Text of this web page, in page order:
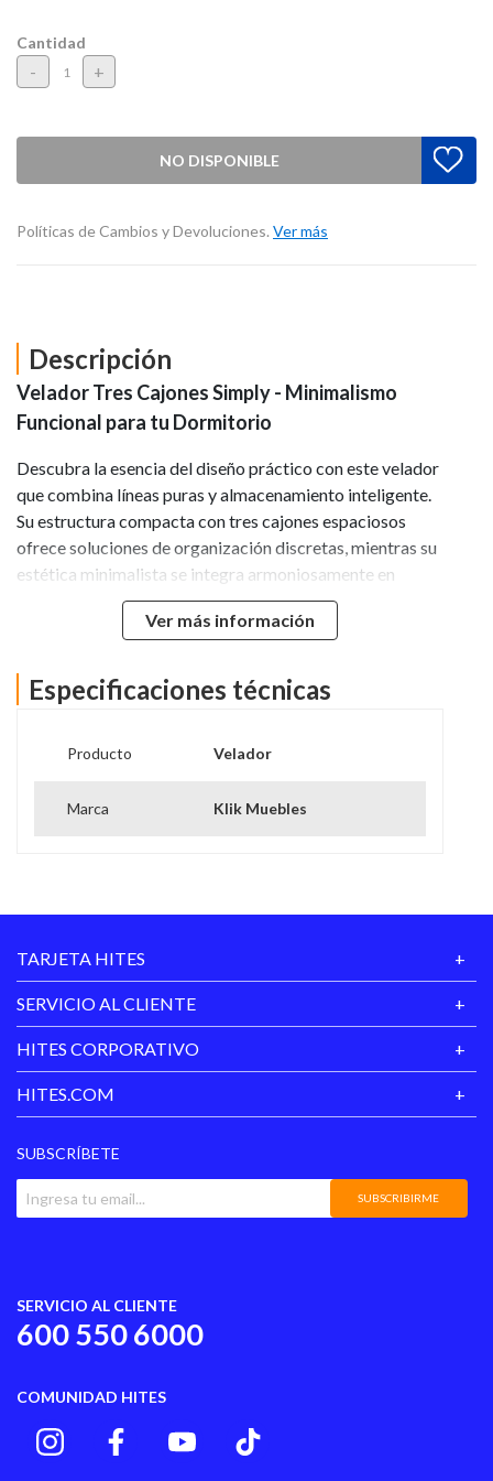
Cantidad
- +
NO DISPONIBLE
Políticas de Cambios y Devoluciones. Ver más
Descripción
Velador Tres Cajones Simply - Minimalismo
Funcional para tu Dormitorio
Descubra la esencia del diseño práctico con este velador
que combina líneas puras y almacenamiento inteligente.
Su estructura compacta con tres cajones espaciosos
ofrece soluciones de organización discretas, mientras su
estética minimalista se integra armoniosamente en
cualquier decoración. Fabricado con materiales de
primera calidad, es la pieza perfecta para mantener el
Ver más información
Especificaciones técnicas
Producto Velador
Marca Klik Muebles
TARJETA HITES
SERVICIO AL CLIENTE
HITES CORPORATIVO
HITES.COM
SUBSCRÍBETE
SUBSCRIBIRME
SERVICIO AL CLIENTE
600 550 6000
COMUNIDAD HITES